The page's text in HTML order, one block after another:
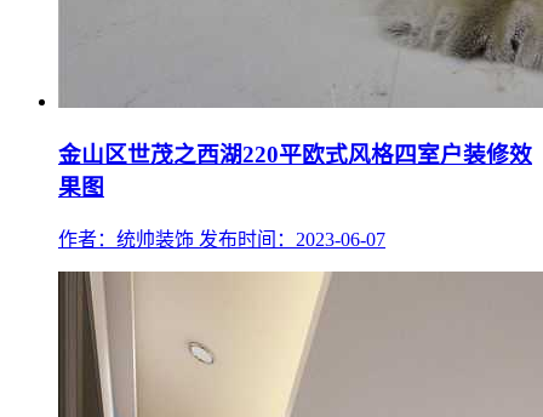
金山区世茂之西湖220平欧式风格四室户装修效
果图
作者：统帅装饰 发布时间：2023-06-07